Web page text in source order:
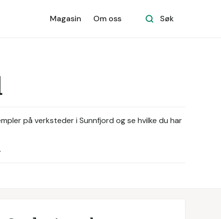
Magasin Om oss Søk
på verksteder i Sunnfjord og se hvilke du har